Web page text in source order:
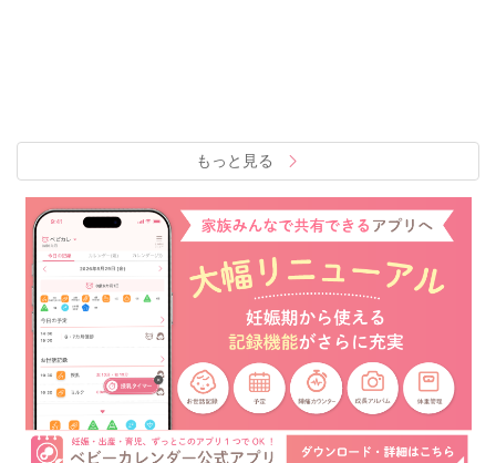
もっと見る